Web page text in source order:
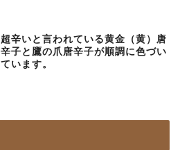
超辛いと言われている黄金（黄）唐
辛子と鷹の爪唐辛子が順調に色づい
ています。